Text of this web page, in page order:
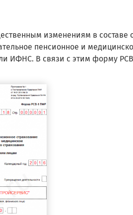
изменениям в составе
пенсионное и
ИФНС. В связи с этим форму